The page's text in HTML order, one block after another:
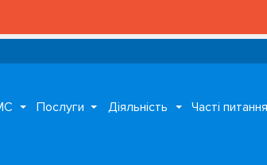
Послуги Діяльність Часті питання